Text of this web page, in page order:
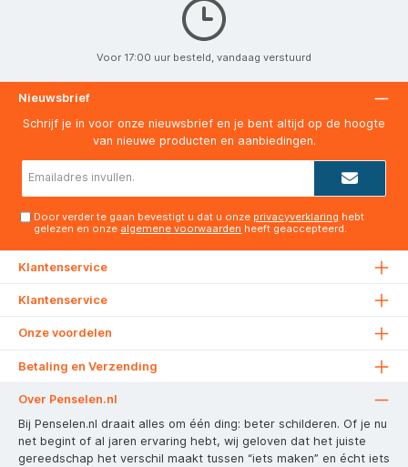
Voor 17:00 uur besteld, vandaag verstuurd
Nieuwsbrief
Schrijf je in voor onze nieuwsbrief en je bent altijd op de hoogte
van nieuwe producten en aanbiedingen.
Door verder te gaan bevestigt u dat u onze privacyverklaring hebt
gelezen en onze algemene voorwaarden heeft geaccepteerd.
Klantenservice
Klantenservice
Onze voordelen
Betaling en Verzending
Over Penselen.nl
Bij Penselen.nl draait alles om één ding: beter schilderen. Of je nu
net begint of al jaren ervaring hebt, wij geloven dat het juiste
gereedschap het verschil maakt tussen “iets maken” en écht iets